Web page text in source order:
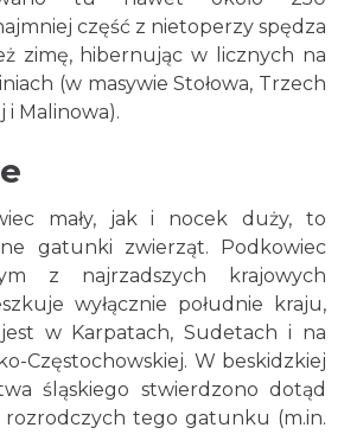
część z nietoperzy spędza
zimę, hibernując w licznych na
(w masywie Stołowa, Trzech
i Malinowa).
mały, jak i nocek duży, to
gatunki zwierząt. Podkowiec
z najrzadszych krajowych
wyłącznie południe kraju,
w Karpatach, Sudetach i na
Częstochowskiej. W beskidzkiej
śląskiego stwierdzono dotąd
tego gatunku (m.in.